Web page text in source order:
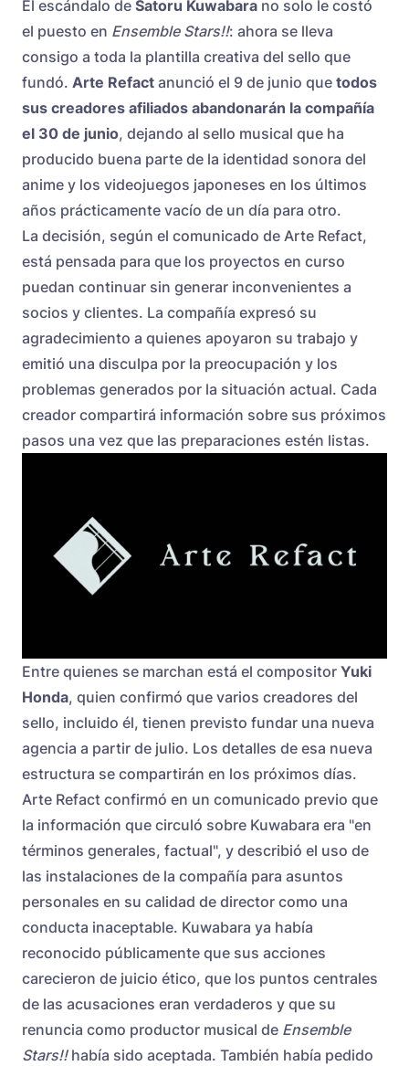
El escándalo de Satoru Kuwabara no solo le costó
el puesto en Ensemble Stars!!: ahora se lleva
consigo a toda la plantilla creativa del sello que
fundó. Arte Refact anunció el 9 de junio que todos
sus creadores afiliados abandonarán la compañía
el 30 de junio, dejando al sello musical que ha
producido buena parte de la identidad sonora del
anime y los videojuegos japoneses en los últimos
años prácticamente vacío de un día para otro.
La decisión, según el comunicado de Arte Refact,
está pensada para que los proyectos en curso
puedan continuar sin generar inconvenientes a
socios y clientes. La compañía expresó su
agradecimiento a quienes apoyaron su trabajo y
emitió una disculpa por la preocupación y los
problemas generados por la situación actual. Cada
creador compartirá información sobre sus próximos
pasos una vez que las preparaciones estén listas.
Entre quienes se marchan está el compositor Yuki
Honda, quien confirmó que varios creadores del
sello, incluido él, tienen previsto fundar una nueva
agencia a partir de julio. Los detalles de esa nueva
estructura se compartirán en los próximos días.
Arte Refact confirmó en un comunicado previo que
la información que circuló sobre Kuwabara era "en
términos generales, factual", y describió el uso de
las instalaciones de la compañía para asuntos
personales en su calidad de director como una
conducta inaceptable. Kuwabara ya había
reconocido públicamente que sus acciones
carecieron de juicio ético, que los puntos centrales
de las acusaciones eran verdaderos y que su
renuncia como productor musical de Ensemble
Stars!!había sido aceptada. También había pedido